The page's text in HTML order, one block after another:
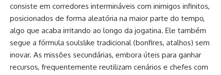
consiste em corredores intermináveis com inimigos infinitos,
posicionados de forma aleatória na maior parte do tempo,
algo que acaba irritando ao longo da jogatina. Ele também
segue a fórmula soulslike tradicional (bonfires, atalhos) sem
inovar. As missões secundárias, embora úteis para ganhar
recursos, frequentemente reutilizam cenários e chefes com